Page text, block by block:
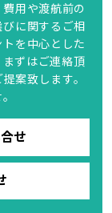
用や渡航前の
に関するご相
を中心とした
ずはご連絡頂
案致します。
せ